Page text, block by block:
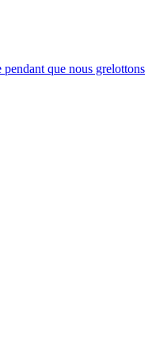
que nous grelottons